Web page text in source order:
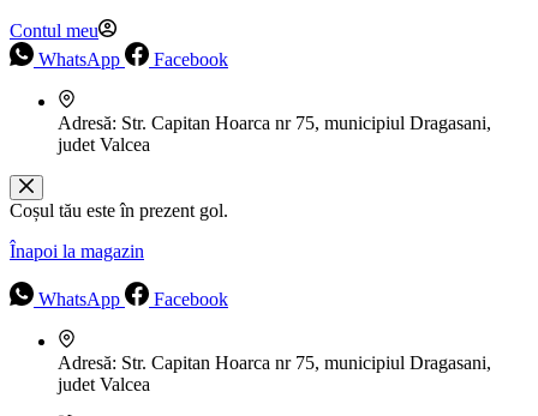
Contul meu
WhatsApp
Facebook
Adresă: Str. Capitan Hoarca nr 75, municipiul Dragasani,
judet Valcea
Coșul tău este în prezent gol.
Înapoi la magazin
WhatsApp Facebook
Adresă: Str. Capitan Hoarca nr 75, municipiul Dragasani,
judet Valcea